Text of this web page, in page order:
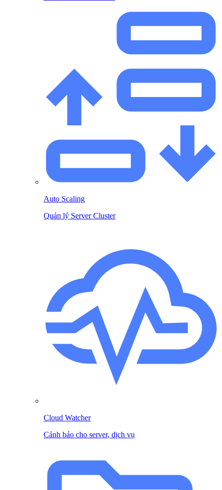
Auto Scaling
Quản lý Server Cluster
Cloud Watcher
Cảnh báo cho server, dịch vụ